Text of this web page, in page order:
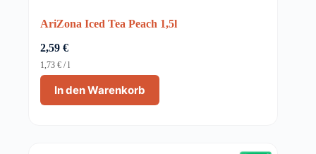
AriZona Iced Tea Peach 1,5l
2,59 €
In den Warenkorb
1,73 € /l